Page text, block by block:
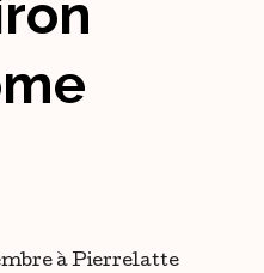
à Pierrelatte